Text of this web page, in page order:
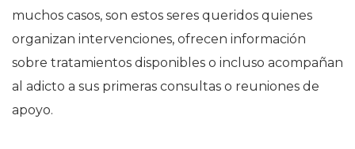
muchos casos, son estos seres queridos quienes
organizan intervenciones, ofrecen información
sobre tratamientos disponibles o incluso acompañan
al adicto a sus primeras consultas o reuniones de
apoyo.